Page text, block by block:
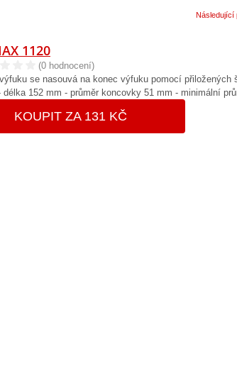
Následující
1120
(0 hodnocení)
se nasouvá na konec výfuku pomocí přiložených
délka 152 mm - průměr koncovky 51 mm - minimální
KOUPIT ZA 131 KČ